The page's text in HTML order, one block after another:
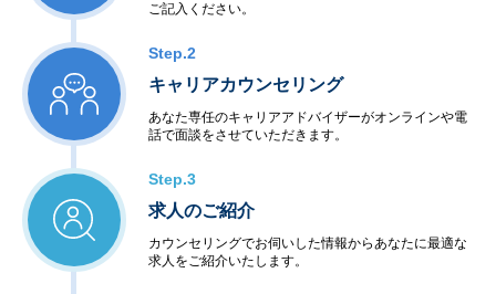
ご記入ください。
Step.2
キャリアカウンセリング
あなた専任のキャリアアドバイザーがオンラインや電
話で面談をさせていただきます。
Step.3
求人のご紹介
カウンセリングでお伺いした情報からあなたに最適な
求人をご紹介いたします。